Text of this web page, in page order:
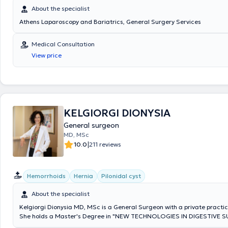
Χειρουργός στο Τμήμα Μαστού του Νοσοκομείου Metropolitan,
επικουρικός Επιμελητής Β΄ στην Α΄ Χειρουργική Κλινική του Γενικού
Κέντρο Αθηνών και Επιστημονικός Συνεργάτης Ενδοκρινικής
Metropolitan General. Έχει πολύπλευρη και μακρόχρονη εμπειρία,
επείγουσας χειρουργικής και χειρουργικής τραύματος.
About the specialist
Athens Laparoscopy and Bariatrics, General Surgery Services
Medical Consultation
View price
KELGIORGI DIONYSIA
General surgeon
MD, MSc
10.0|211 reviews
Hemorrhoids Hernia Pilonidal cyst
About the specialist
Kelgiorgi Dionysia MD, MSc is a General Surgeon with a private
She holds a Master's Degree in "NEW TECHNOLOGIES IN DIGESTIVE